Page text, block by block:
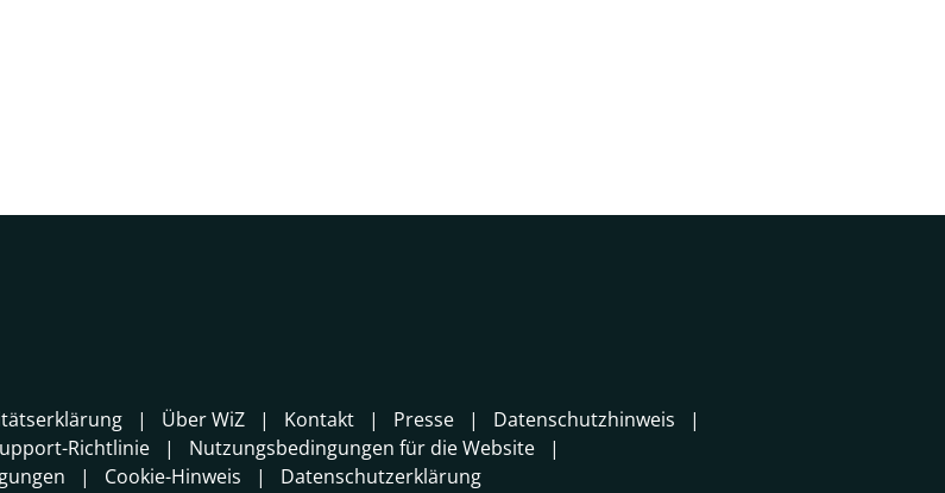
Über WiZ Kontakt Presse
Datenschutzhinweis
Richtlinie
Nutzungsbedingungen für die Website
Cookie-Hinweis Datenschutzerklärung